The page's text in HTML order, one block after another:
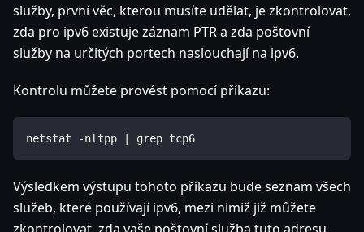
služby, první věc, kterou musíte udělat, je zkontrolovat,
zda pro ipv6 existuje záznam PTR a zda poštovní
služby na určitých portech naslouchají na ipv6.
Kontrolu můžete provést pomocí příkazu:
netstat -nltpp | grep tcp6
Výsledkem výstupu tohoto příkazu bude seznam všech
služeb, které používají ipv6, mezi nimiž již můžete